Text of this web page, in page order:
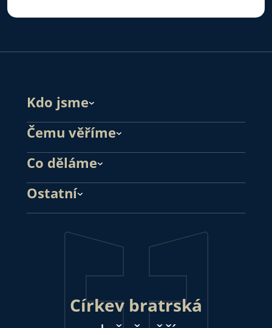
Kdo jsme
Čemu věříme
Co děláme
Ostatní
Církev bratrská